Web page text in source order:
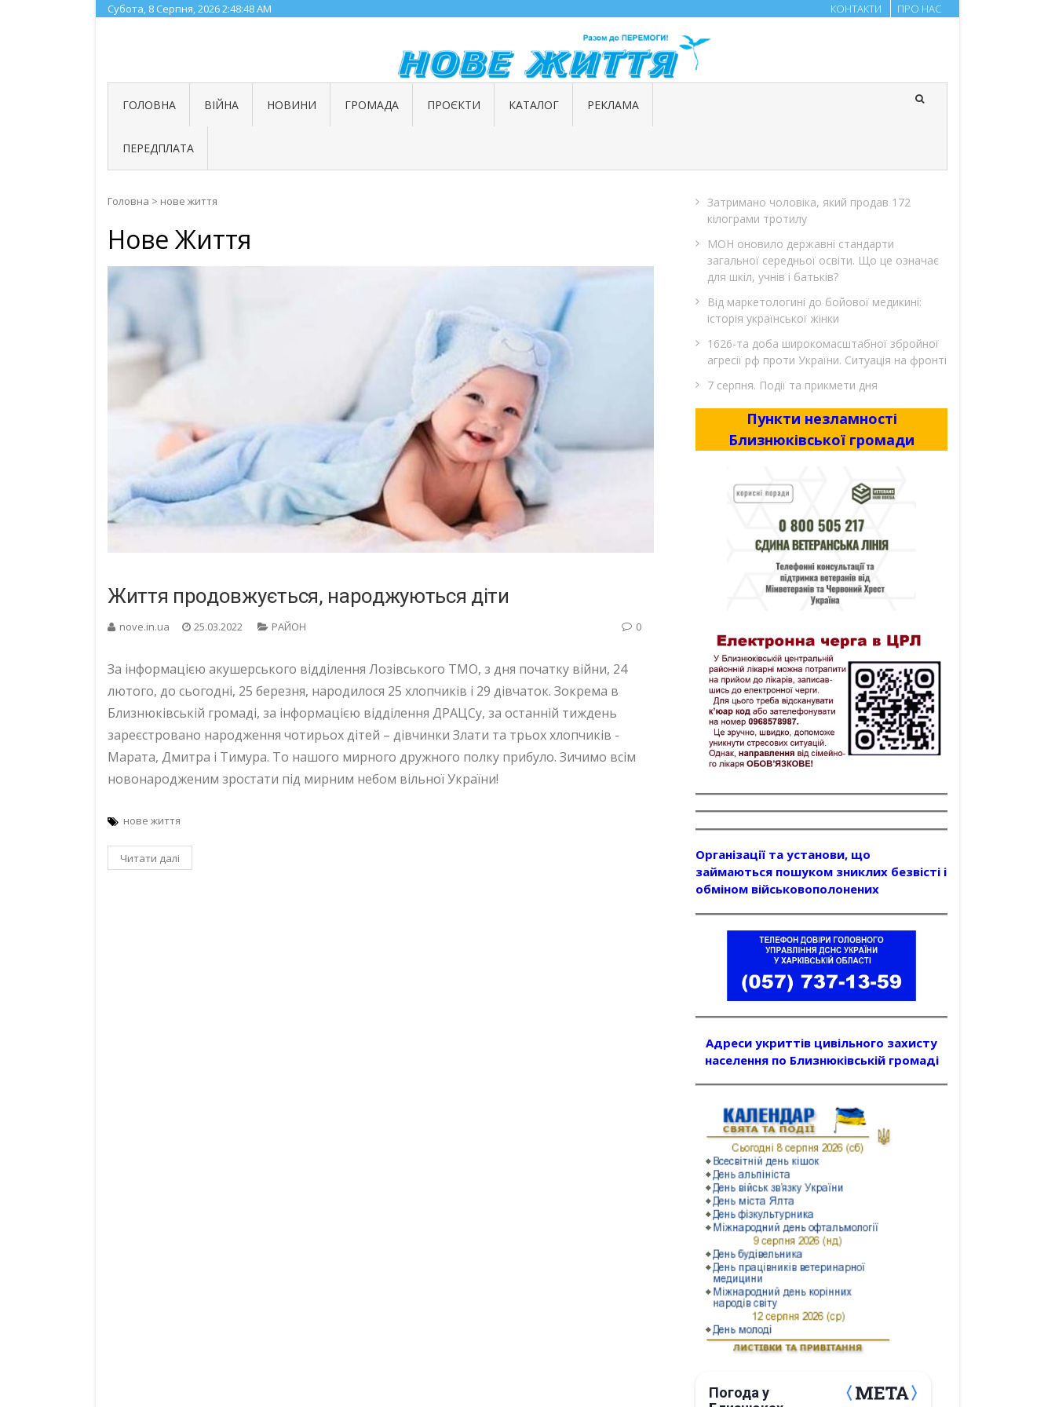
Skip
to
Субота, 8 Серпня, 20262:48:49 AM КОНТАКТИ ПРО НАС
ГОЛОВНА ВІЙНА НОВИНИ ГРОМАДА ПРОЄКТИ КАТАЛОГ РЕКЛАМА
ПЕРЕДПЛАТА
Головна > нове життя
Нове Життя
Життя продовжується, народжуються діти
nove.in.ua 25.03.2022 РАЙОН 0
За інформацією акушерського відділення Лозівського ТМО, з дня початку війни, 24
лютого, до сьогодні, 25 березня, народилося 25 хлопчиків і 29 дівчаток. Зокрема в
Близнюківській громаді, за інформацією відділення ДРАЦСу, за останній тиждень
зареєстровано народження чотирьох дітей – дівчинки Злати та трьох хлопчиків -
Марата, Дмитра і Тимура. То нашого мирного дружного полку прибуло. Зичимо всім
новонародженим зростати під мирним небом вільної України!
нове життя
Читати далі
Затримано чоловіка, який продав 172
кілограми тротилу
МОН оновило державні стандарти
загальної середньої освіти. Що це означає
для шкіл, учнів і батьків?
Від маркетологині до бойової медикині:
історія української жінки
1626-та доба широкомасштабної збройної
агресії рф проти України. Ситуація на фронті
7 серпня. Події та прикмети дня
Пункти незламності
Близнюківської громади
Організації та установи, що
займаються пошуком зниклих безвісті і
обміном військовополонених
Адреси укриттів цивільного захисту
населення по Близнюківській громаді
Погода у